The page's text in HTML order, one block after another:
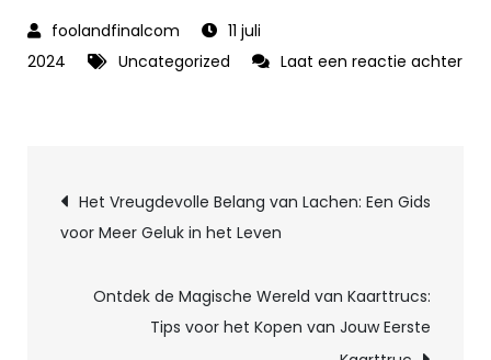
11 juli
2024
Uncategorized
Laat een reactie achter
Magische
Berichtnavigatie
Het Vreugdevolle Belang van Lachen: Een Gids
voor Meer Geluk in het Leven
Ontdek de Magische Wereld van Kaarttrucs:
Tips voor het Kopen van Jouw Eerste